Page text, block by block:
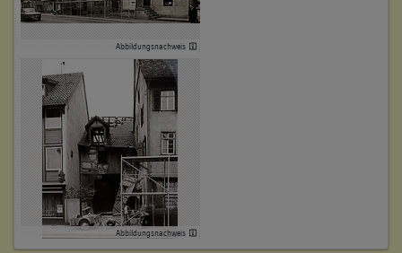
Schwiegersohn des Eberhard Payler
kauft und erbt 1/2
Beschreibung:
Beruf / Amt / Titel:
Schneider
Betroffene Gebäudeteile:
keine
Abbildungsnachweis
Abbildungsnachweis